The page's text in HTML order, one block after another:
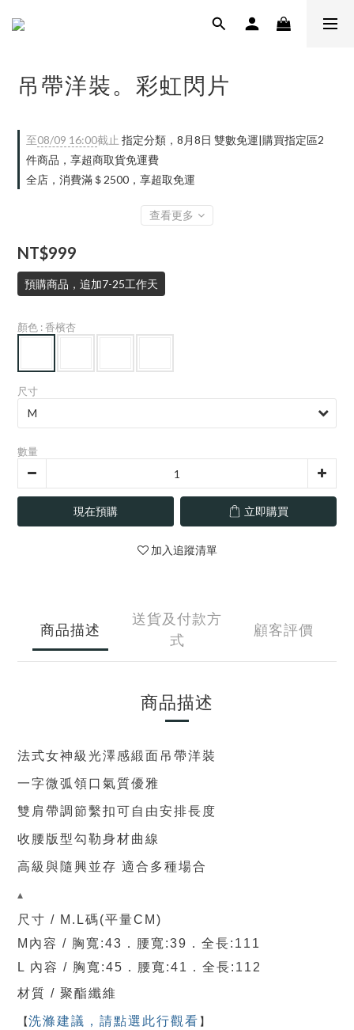
吊帶洋裝。彩虹閃片
至08/09 16:00截止 指定分類，8月8日 雙數免運|購買指定區2
件商品，享超商取貨免運費
全店，消費滿＄2500，享超取免運
查看更多
NT$999
預購商品，追加7-25工作天
顏色 : 香檳杏
尺寸
數量
現在預購 立即購買
加入追蹤清單
商品描述
送貨及付款方
式
顧客評價
商品描述
法式女神級光澤感緞面吊帶洋裝
一字微弧領口氣質優雅
雙肩帶調節繫扣可自由安排長度
收腰版型勾勒身材曲線
高級與隨興並存 適合多種場合
▴
尺寸 / M.L碼(平量CM)
M內容 / 胸寬 :43．腰寬:39 ． 全長:111
L 內容 / 胸寬 :45．腰寬:41 ． 全長:112
材質 / 聚酯纖維
【洗滌建議，請點選此行觀看 】